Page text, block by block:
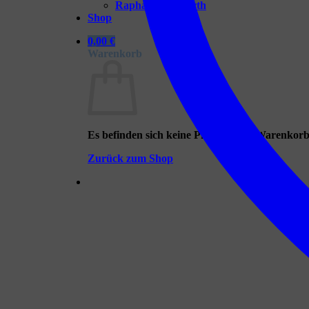
Raphaela Niewerth
Shop
0,00 €
Warenkorb
Es befinden sich keine Produkte im
Zurück zum Shop